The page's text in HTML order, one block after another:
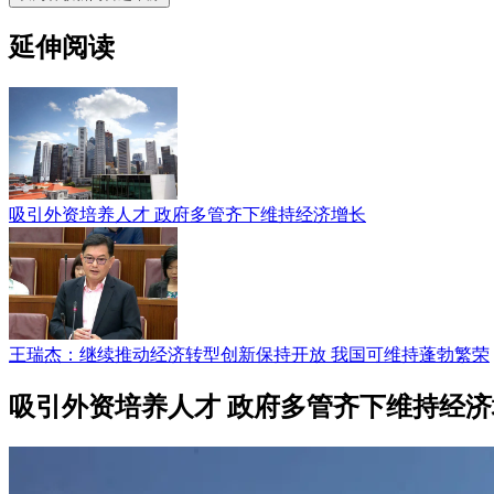
延伸阅读
吸引外资培养人才 政府多管齐下维持经济增长
王瑞杰：继续推动经济转型创新保持开放 我国可维持蓬勃繁荣
吸引外资培养人才 政府多管齐下维持经